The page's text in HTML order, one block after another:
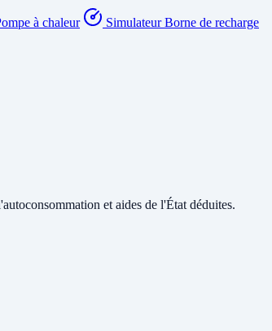
à chaleur
Simulateur Borne de recharge
et aides de l'État déduites.